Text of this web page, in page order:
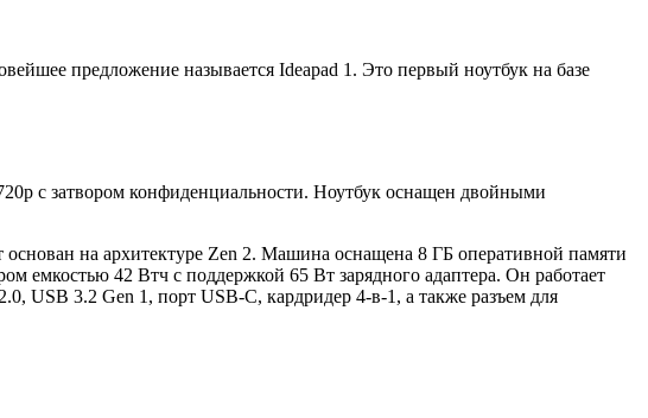
предложение называется Ideapad 1. Это первый ноутбук на базе
с затвором конфиденциальности. Ноутбук оснащен двойными
на архитектуре Zen 2. Машина оснащена 8 ГБ оперативной памяти
емкостью 42 Втч с поддержкой 65 Вт зарядного адаптера. Он работает
USB 3.2 Gen 1, порт USB-C, кардридер 4-в-1, а также разъем для